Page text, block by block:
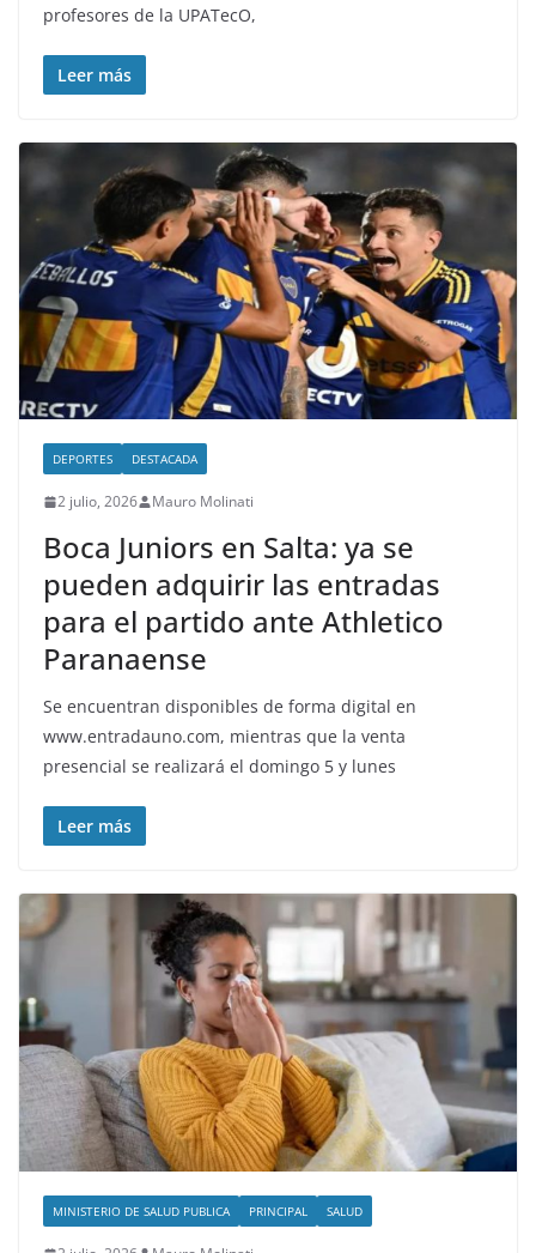
profesores de la UPATecO,
Leer más
DEPORTES DESTACADA
2 julio, 2026 Mauro Molinati
Boca Juniors en Salta: ya se
pueden adquirir las entradas
para el partido ante Athletico
Paranaense
Se encuentran disponibles de forma digital en
www.entradauno.com, mientras que la venta
presencial se realizará el domingo 5 y lunes
Leer más
MINISTERIO DE SALUD PUBLICA PRINCIPAL SALUD